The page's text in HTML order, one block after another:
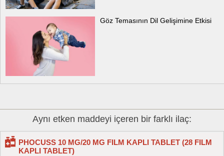
Göz Temasının Dil Gelişimine Etkisi
Aynı etken maddeyi içeren bir farklı ilaç:
PHOCUSS 10 MG/20 MG FILM KAPLI TABLET (28 FILM
KAPLI TABLET)